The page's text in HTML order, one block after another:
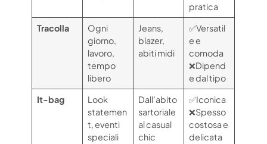
pratica
Tracolla
Ogni
giorno,
lavoro,
tempo
libero
Jeans,
blazer,
abiti midi
✅Versatil
e e
comoda
❌Dipend
e dal tipo
It-bag
Look
statemen
t, eventi
speciali
Dall’abito
sartoriale
al casual
chic
✅Iconica
❌Spesso
costosa e
delicata